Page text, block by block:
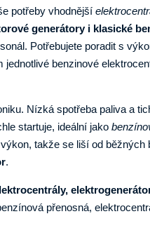
potřeby vhodnější
generátory i klasické
Potřebujete poradit s
benzinové
Nízká spotřeba paliva a
startuje, ideální jako
takže se liší od
.
přenosná,